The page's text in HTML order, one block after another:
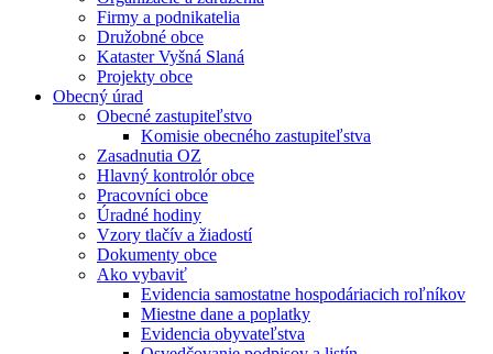
Firmy a podnikatelia
Družobné obce
Kataster Vyšná Slaná
Projekty obce
Obecný úrad
Obecné zastupiteľstvo
Komisie obecného zastupiteľstva
Zasadnutia OZ
Hlavný kontrolór obce
Pracovníci obce
Úradné hodiny
Vzory tlačív a žiadostí
Dokumenty obce
Ako vybaviť
Evidencia samostatne hospodáriacich roľníkov
Miestne dane a poplatky
Evidencia obyvateľstva